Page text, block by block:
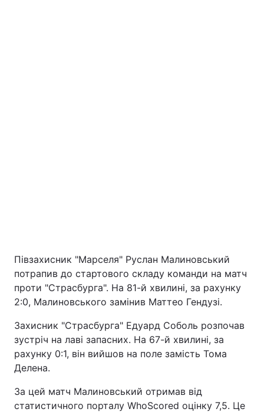
Півзахисник "Марселя" Руслан Малиновський
потрапив до стартового складу команди на матч
проти "Страсбурга". На 81-й хвилині, за рахунку
2:0, Малиновського замінив Маттео Гендузі.
Захисник "Страсбурга" Едуард Соболь розпочав
зустріч на лаві запасних. На 67-й хвилині, за
рахунку 0:1, він вийшов на поле замість Тома
Делена.
За цей матч Малиновський отримав від
статистичного порталу WhoScored оцінку 7,5. Це